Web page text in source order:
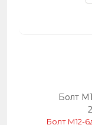
Болт
Болт М12-